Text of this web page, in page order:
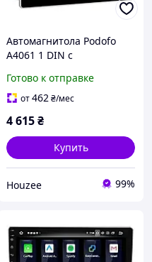
Автомагнитола Podofo
A4061 1 DIN с
дюймовым экраном для
поддержки CarPlay
Готово к отправке
от462₴/мес
4 615₴
Купить
Houzee 99%